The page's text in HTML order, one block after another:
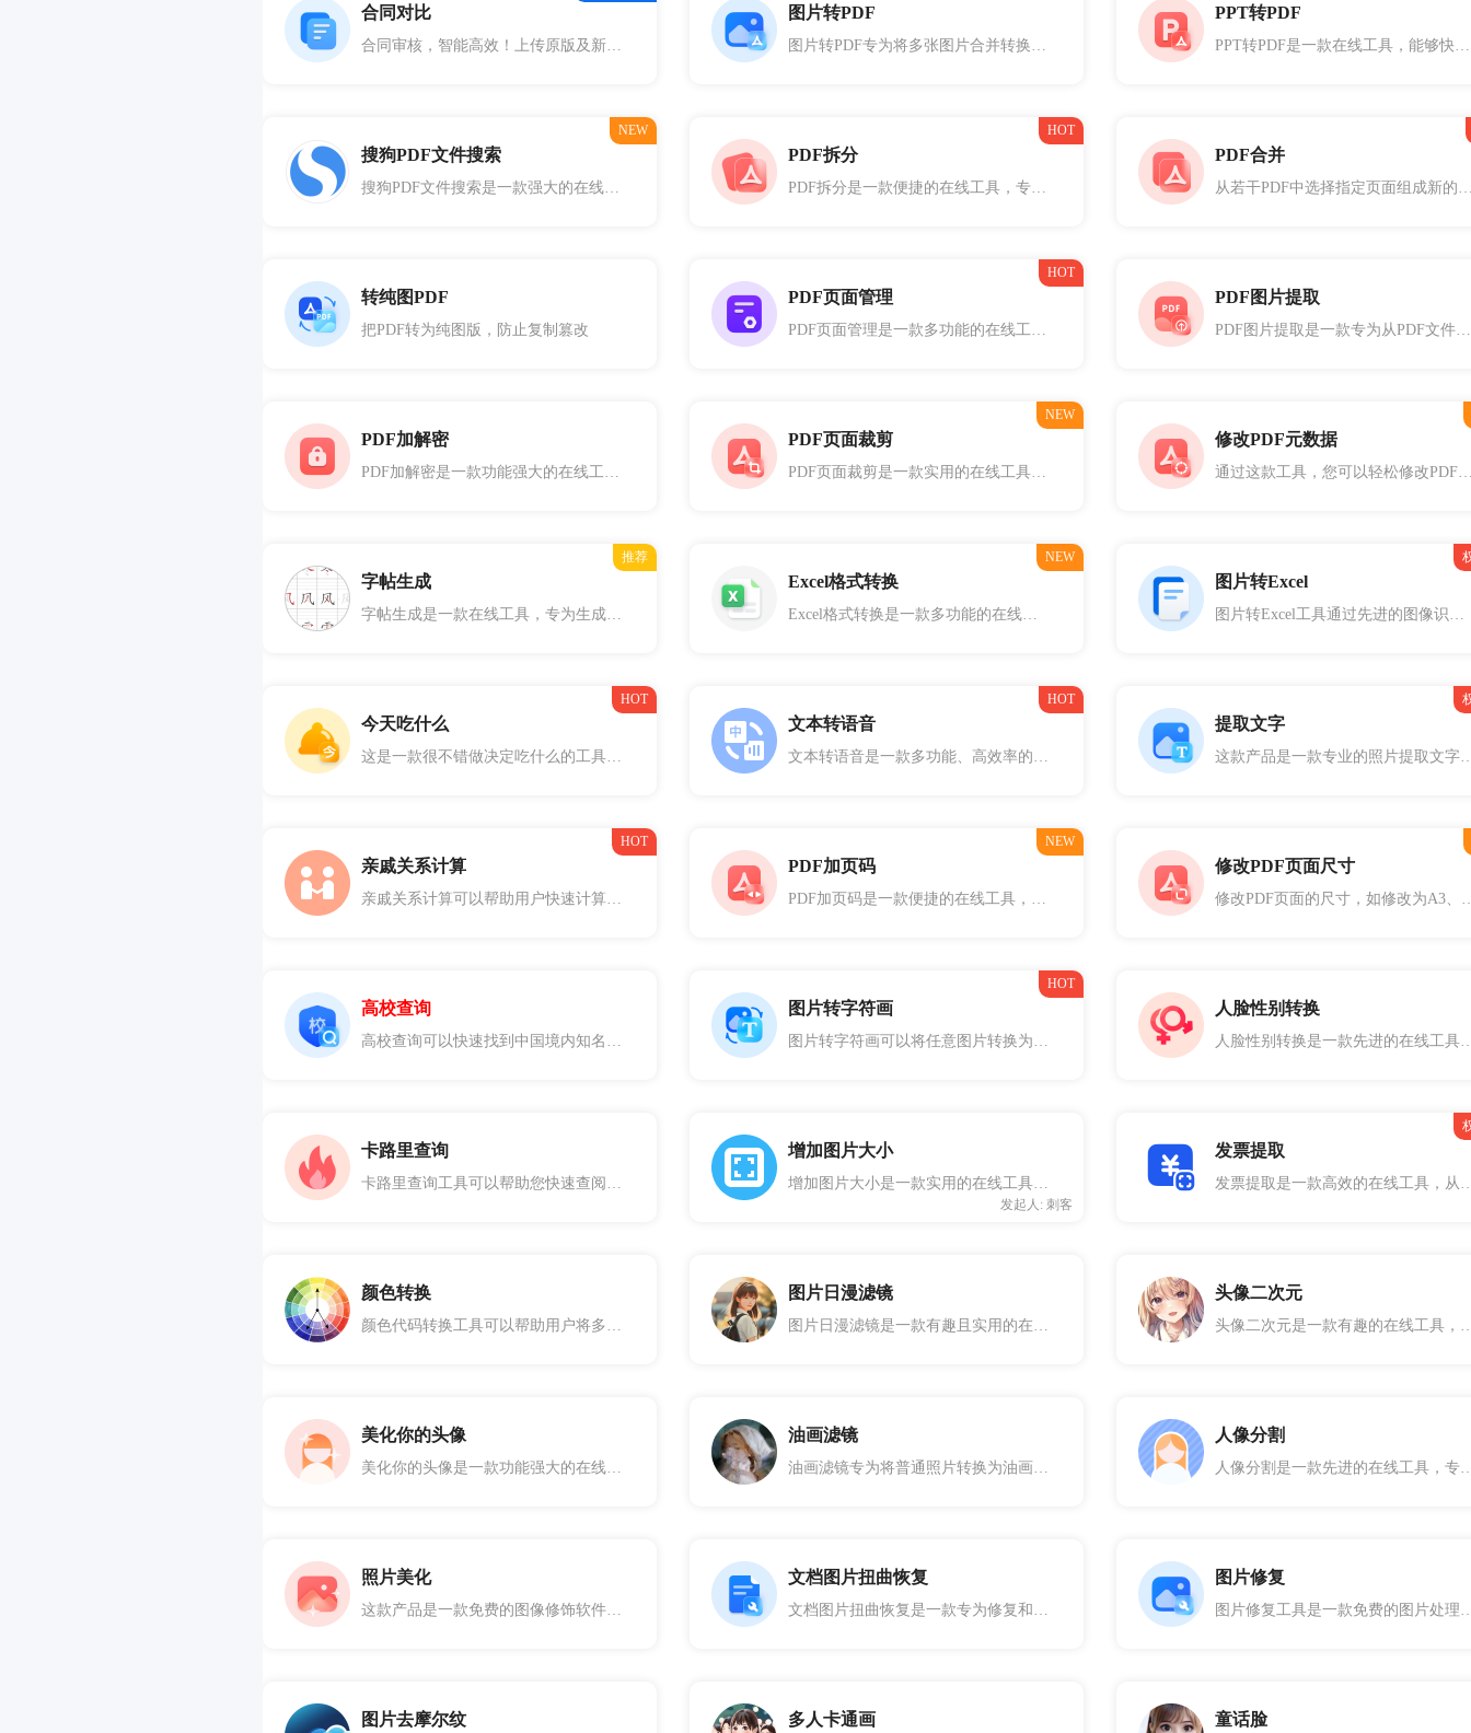
合同对比
合同审核，智能高效！上传原版及新版合同，让合同对比工具自动扫描差异，精确定位每一个改动点。节省人工审核时间，防止遗漏关键条款变更，确保合同修改清晰透明。合同管理，从此简单。
图片转PDF
图片转PDF专为将多张图片合并转换为PDF文件而设计，无论您是需要将照片、扫描的文档、截图等图片格式（如JPG、PNG等）转换为一个PDF文件，这款工具都能快速高效地完成任务。
PPT转PDF
PPT转PDF是一款在线工具，能够快速将PowerPoint演示文稿（PPT或PPTX格式）转换为PDF文件，确保格式和布局一致，方便分享和打印。
搜狗PDF文件搜索
搜狗PDF文件搜索是一款强大的在线工具，专为帮助用户在互联网上快速搜索和定位特定的PDF文件。通过利用搜狗搜索引擎的强大功能，这款工具能够高效地在海量网页中找到包含您所需内容的PDF文件，极大地提高了信息检索的效率。
NEW
PDF拆分
PDF拆分是一款便捷的在线工具，专为从PDF文件中提取指定页面并生成新的PDF文件而设计。无论您是需要分离特定章节、提取重要页面，这款工具都能快速高效地完成任务，帮助您更好地管理和使用PDF文件。
HOT
PDF合并
从若干PDF中选择指定页面
转纯图PDF
把PDF转为纯图版，防止复制篡改
PDF页面管理
PDF页面管理是一款多功能的在线工具，专为管理和编辑PDF文件中的页面而设计。通过这款工具，您可以轻松添加、删除、旋转PDF页面，并调整页面顺序，从而优化和定制您的PDF文档。
HOT
PDF图片提取
PDF图片提取是一款专为从PDF文件中提取图片而设计的在线工具。无论您是需要获取PDF文档中的插图、照片、图表或其他图像内容，这款工具都能快速高效地完成任务，帮助您轻松提取并保存所需的图片资源。
PDF加解密
PDF加解密是一款功能强大的在线工具，专为为PDF文件添加或移除密码保护而设计。
PDF页面裁剪
PDF页面裁剪是一款实用的在线工具，专为对PDF文件的页面进行裁剪而设计。通过这款工具，您可以自定义裁剪区域，对PDF的所有页面进行统一裁剪，适用于去除页面白边、调整页面内容区域等需求。
NEW
修改PDF元数据
通过这款工具，您可以轻松修改PDF文件的作者、主题、关键词、内容创作者等信息。无论是为了整理文档、提高搜索效率，还
字帖生成
字帖生成是一款在线工具，专为生成个性化字帖而设计。通过这款工具，您可以选择不同的模板、年级，快速生成适合练习书写的字帖。
推荐
Excel格式转换
Excel格式转换是一款多功能的在线工具，专为将Excel文件（XLS或XLSX格式）转换为其他常见文件格式而设计。
NEW
图片转Excel
图片转Excel工具通过先进的图像识别技术，自动识别图片中的表格内容，并将其转换为可编辑的Excel格式。
今天吃什么
这是一款很不错做决定吃什么的工具，不用再为每天吃什么而烦恼了。让你实现快速、轻松的选餐过程，让你在日常生活中更加方便和快捷地选择健康优质的食物
HOT
文本转语音
文本转语音是一款多功能、高效率的文本转换为语音的在线工具。它可以将各种类型的文本转换为高质量的语音，包括段落、文章、电子邮件等等。文本转语音占用资源少、转换速度快，并且转换一个大段落的文本到语音，非常适合新闻报道、电话客服、在线购物等领域使用。
HOT
提取文字
这款产品是一款专业的照片提取文字软件，可以将任何类型的照片(包括证件照、风景照、人物照等)中的文本进行提取并保存
亲戚关系计算
亲戚关系计算可以帮助用户快速计算两个或多个对象之间复杂的亲戚关系。亲戚关系计算操作简单易用，只需要打开工具，选择需要计算的亲戚关系，点击“计算”按钮即可得到准确的计算结果。方便用户根据实际情况进行灵活选择和使用。
HOT
PDF加页码
PDF加页码是一款便捷的在线工具，专为在PDF文件中添加页码而设计。通过这款工具，您可以轻松为PDF文件的每一页添加页码，提升文档的专业性和可读性。无论是用于报告、论文、电子书还是其他文档，PDF加页码工具都能满足您的需求。
NEW
修改PDF页面尺寸
修改PDF页面的尺寸，如
高校查询
高校查询可以快速找到中国境内知名大学的相关信息， 应用汇聚了全国各地的知名大学，包括清华大学、北京大学、南京大学、浙江大学、复旦大学、上海交通大学等等。能够帮助高考学生和家长们更好的选择学校。
图片转字符画
图片转字符画可以将任意图片转换为由字符组成的艺术作品，适用于社交媒体分享、个性化设计和编程项目等多种场景。字符画不仅独特，还能为您的作品增添创意和趣味。
HOT
人脸性别转换
人脸性别转换是一款先进的在线工具，专为将人脸照片进行性别转换而设计。通过利用深度学习和图像处理技术，这款工具能够将照片中的人脸
卡路里查询
卡路里查询工具可以帮助您快速查阅各种食物的卡路里含量。通过这款工具，您可以轻松找到每种食物的热量信息，帮助您更好地进行饮食管理和健康规划，确保摄入适量的卡路里以维持健康的生活方式。
增加图片大小
增加图片大小是一款实用的在线工具，专为放大和调整图片尺寸而设计。通过这款工具，您可以轻松放大图片的大小，同时尽量保持图片的清晰度和质量。无论是用于打印、设计项目，还是社交媒体发布，增加图片大小工具都能满足您的需求。
发起人: 刺客
发票提取
发票提取是一款高效的在线工具，从pdf或图片中提取发票信息并导出为excel。工具通过先进的光学字符识别（OCR）技术，这款工具
颜色转换
颜色代码转换工具可以帮助用户将多种颜色代码转换为Hex、RGB或HSL格式，例如： Hex格式的颜色代码转换工具： Fonts.fire({"color"： "red", "style"： "dark gray"}) RGB格式的颜色代码转换工具： Fonts.fire({"color"： "red", "style"： "dark gray"}) HSL格式的颜色代码转换工具： Fonts.fire({"color"： "blue", "style"： "light yellow"})
图片日漫滤镜
图片日漫滤镜是一款有趣且实用的在线工具，专为将普通照片转换为具有日漫风格的图片而设计。通过这款工具，您可以轻松为照片添加日漫滤镜效果，使其呈现出独特的漫画风格。
头像二次元
头像二次元是一款有趣的在线工具，专为将普通头像照片转换为二次元风格的图片而设计。通过先进的图像处理和风
美化你的头像
美化你的头像是一款功能强大的在线工具，通过这款工具，您可以选择喜欢的效果轻松对头像进行美化处理。
油画滤镜
油画滤镜专为将普通照片转换为油画风格的艺术作品而设计，通过这款工具，您可以轻松为照片添加油画滤镜效果，使其呈现出独特的油画质感和艺术氛围。
人像分割
人像分割是一款先进的在线工具，专为从图片中自动分割出人像而设计。通过利用深度学习和图像处理技术，这款工具能够精确识别并分割出图片
照片美化
这款产品是一款免费的图像修饰软件，可以帮助您修改和润色您的照片，这款图片美化工具不仅功能强大，而且操作简单，适合所有水平的用户。如果您想对照片进行简单的修改和提高质量，那么它是最好的选择。特色与优势：该产品简单易用，人人都能上手。使您在几分钟内就能完成一张美轮美奂的照片
文档图片扭曲恢复
文档图片扭曲恢复是一款专为修复和校正文档图片中扭曲或变形部分的在线工具。通过这款工具，您可以轻松恢复扫描文档、拍摄照片中的扭曲或变形区域，使其恢复到原始的平整状态。无论是用于学术资料、工作文档，还是个人记录，文档图片扭曲恢复工具都能满足您的需求。
图片修复
图片修复工具是一款免费的图片处理工具，用户可以使用它快速修复老化
图片去摩尔纹 多人卡通画 童话脸